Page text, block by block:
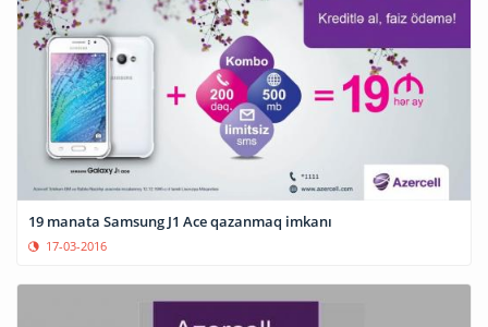
19 manata Samsung J1 Ace qazanmaq imkanı
17-03-2016